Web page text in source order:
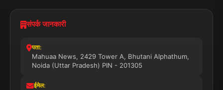
संपर्क जानकारी
पता:
Mahuaa News, 2429 Tower A, Bhutani Alphathum,
Noida (Uttar Pradesh) PIN - 201305
ईमेल: